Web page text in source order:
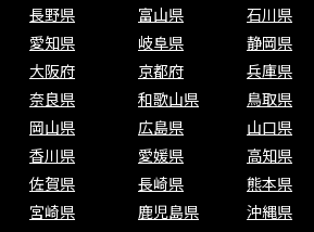
長野県
富山県 石川県
愛知県
岐阜県 静岡県
大阪府
京都府 兵庫県
奈良県
和歌山県 鳥取県
岡山県
広島県 山口県
香川県
愛媛県 高知県
佐賀県
長崎県 熊本県
宮崎県
鹿児島県 沖縄県